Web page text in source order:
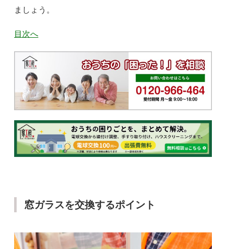
ましょう。
目次へ
窓ガラスを交換するポイント